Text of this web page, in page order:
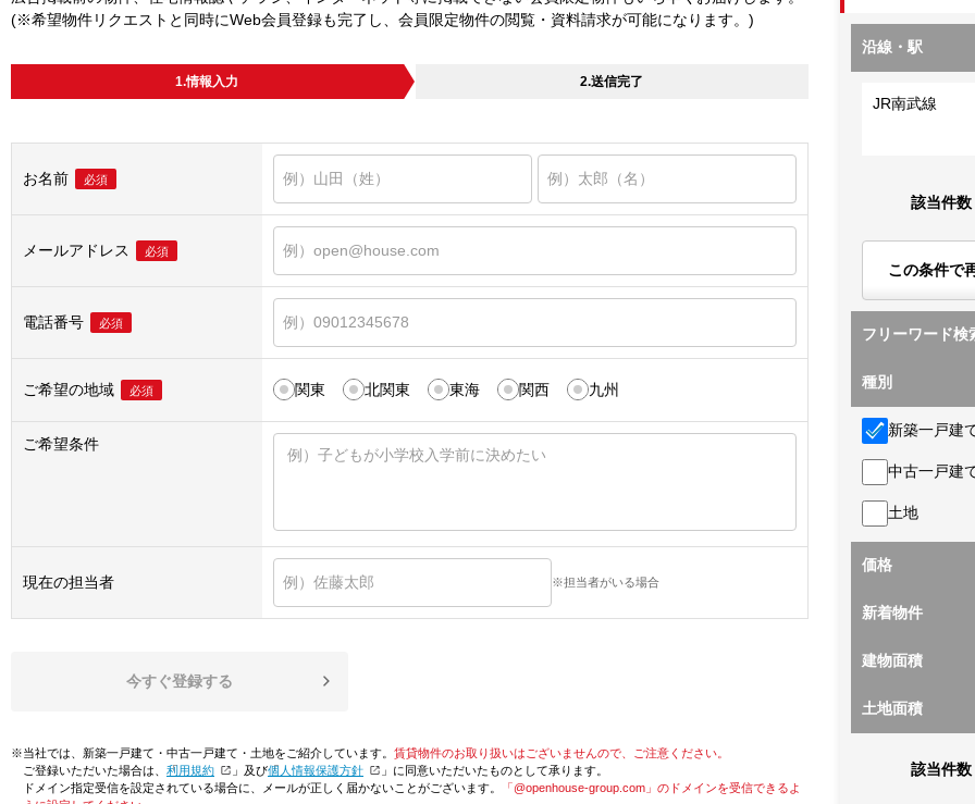
(※希望物件リクエストと同時にWeb会員登録も完了し、会員限定物件の閲覧・資料請求が可能になります。)
1.情報入力 2.送信完了
お名前 必須
メールアドレス 必須
電話番号 必須
ご希望の地域 必須 関東 北関東 東海 関西 九州
ご希望条件
現在の担当者 ※担当者がいる場合
今すぐ登録する
※当社では、新築一戸建て・中古一戸建て・土地をご紹介しています。 賃貸物件のお取り扱いはございませんので、ご注意ください。
ご登録いただいた場合は、「利用規約 」及び「個人情報保護方針
」に同意いただいたものとして承ります。
ドメイン指定受信を設定されている場合に、メールが正しく届かないことがございます。
「@openhouse-group.com」のドメインを受信できるよ
沿線・駅
JR南武線
該当件数
この条件で
フリーワード検
種別
新築一戸建
中古一戸建
土地
価格
新着物件
建物面積
土地面積
該当件数